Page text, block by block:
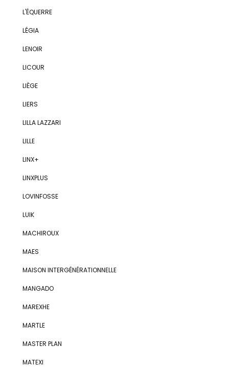
L'ÉQUERRE
LÉGIA
LENOIR
LICOUR
LIÈGE
LIERS
LILLA LAZZARI
LILLE
LINX+
LINXPLUS
LOVINFOSSE
LUIK
MACHIROUX
MAES
MAISON INTERGÉNÉRATIONNELLE
MANGADO
MAREXHE
MARTLE
MASTER PLAN
MATEXI